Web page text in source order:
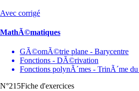
Avec corrigé
MathÃ©matiques
GÃ©omÃ©trie plane - Barycentre
Fonctions - DÃ©rivation
Fonctions polynÃ´mes - TrinÃ´me
N°215Fiche d'exercices